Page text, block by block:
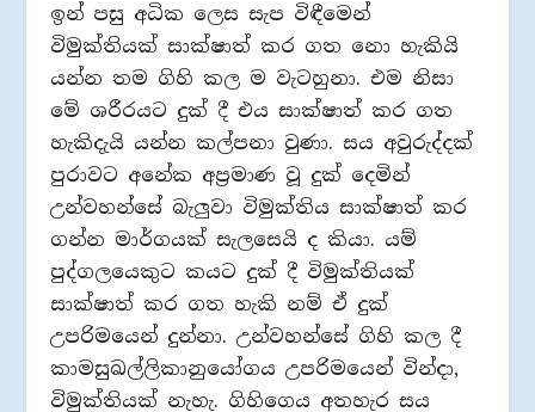
ඉන් පසු අධික ලෙස සැප විඳීමෙන්
විමුක්තියක් සාක්ෂාත් කර ගත නො හැකියි
යන්න තම ගිහි කල ම වැටහුනා. එම නිසා
මේ ශරීරයට දුක් දී එය සාක්ෂාත් කර ගත
හැකිදැයි යන්න කල්පනා වුණා. සය අවුරුද්දක්
පුරාවට අනේක අප්‍රමාණ වූ දුක් දෙමින්
උන්වහන්සේ බැලුවා විමුක්තිය සාක්ෂාත් කර
ගන්න මාර්ගයක් සැලසෙයි ද කියා. යම්
පුද්ගලයෙකුට කයට දුක් දී විමුක්තියක්
සාක්ෂාත් කර ගත හැකි නම් ඒ දුක්
උපරිමයෙන් දුන්නා. උන්වහන්සේ ගිහි කල දී
කාමසුඛල්ලිකානුයෝගය උපරිමයෙන් වින්දා,
විමුක්තියක් නැහැ. ගිහිගෙය අතහැර සය